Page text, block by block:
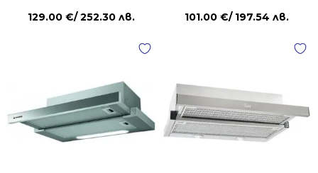
129.00 €/ 252.30 лв. 101.00 €/ 197.54 лв.